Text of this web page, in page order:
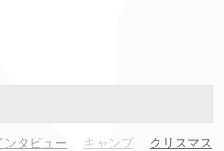
ンタビュー キャンプ
クリスマス